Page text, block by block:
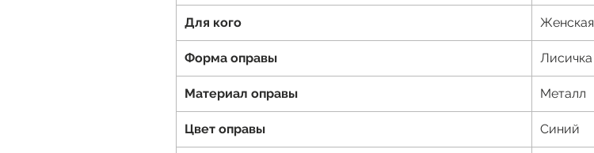
Для кого Женская
Форма оправы Лисичка
Материал оправы Металл
Цвет оправы Синий